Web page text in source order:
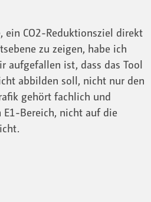
ein CO2-Reduktionsziel direkt
zu zeigen, habe ich
aufgefallen ist, dass das Tool
abbilden soll, nicht nur den
gehört fachlich und
Bereich, nicht auf die